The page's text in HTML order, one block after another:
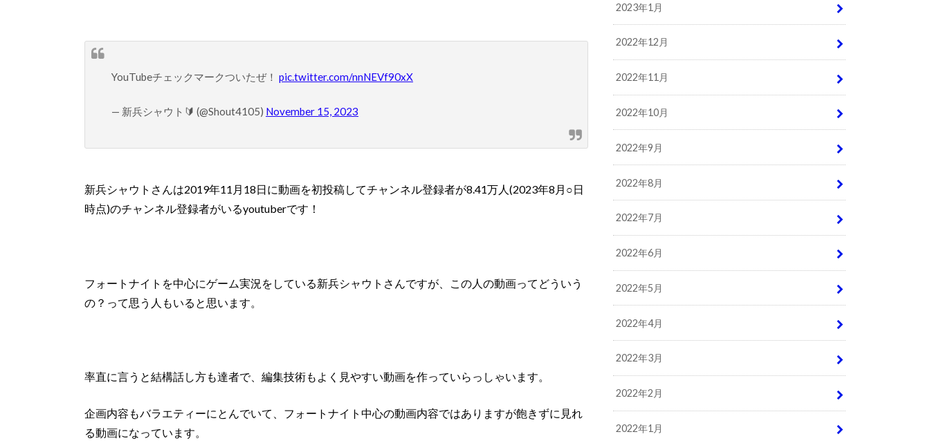
YouTubeチェックマークついたぜ！ pic.twitter.com/nnNEVf90xX
— 新兵シャウト🔰 (@Shout4105) November 15, 2023
新兵シャウトさんは2019年11月18日に動画を初投稿してチャンネル登録者が8.41万人(2023年8月○日
時点)のチャンネル登録者がいるyoutuberです！
フォートナイトを中心にゲーム実況をしている新兵シャウトさんですが、この人の動画ってどういう
の？って思う人もいると思います。
率直に言うと結構話し方も達者で、編集技術もよく見やすい動画を作っていらっしゃいます。
企画内容もバラエティーにとんでいて、フォートナイト中心の動画内容ではありますが飽きずに見れ
る動画になっています。
2023年1月
2022年12月
2022年11月
2022年10月
2022年9月
2022年8月
2022年7月
2022年6月
2022年5月
2022年4月
2022年3月
2022年2月
2022年1月